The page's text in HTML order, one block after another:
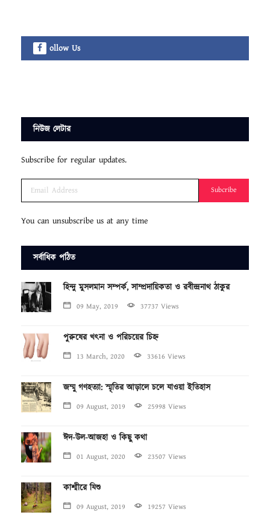
ollow Us
নিউজ লেটার
Subscribe for regular updates.
Subcribe
You can unsubscribe us at any time
সর্বাধিক পঠিত
হিন্দু মুসলমান সম্পর্ক, সাম্প্রদায়িকতা ও রবীন্দ্রনাথ ঠাকুর
09 May, 2019 37737 Views
পুরুষের খৎনা ও পরিচয়ের চিহ্ন
13 March, 2020 33616 Views
জম্মু গণহত্যা: স্মৃতির আড়ালে চলে যাওয়া ইতিহাস
09 August, 2019 25998 Views
ঈদ-উল-আজহা ও কিছু কথা
01 August, 2020 23507 Views
কাশ্মীরে যিশু
09 August, 2019 19257 Views